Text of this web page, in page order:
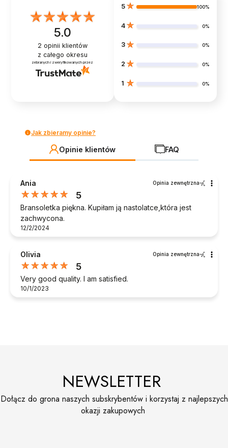
5.0
2 opinii klientów
z całego okresu
zebranych i zweryfikowanych przez
5 100%
4 0%
3 0%
2 0%
1 0%
Jak zbieramy opinie?
Opinie klientów FAQ
Ania Opinia zewnętrzna
5
Bransoletka piękna. Kupiłam ją nastolatce,która jest
zachwycona.
12/2/2024
Olivia Opinia zewnętrzna
5
Very good quality. I am satisfied.
10/1/2023
NEWSLETTER
Dołącz do grona naszych subskrybentów i korzystaj z najlepszych
okazji zakupowych